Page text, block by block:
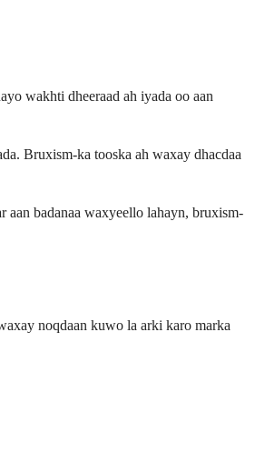
wakhti dheeraad ah iyada oo aan
Bruxism-ka tooska ah waxay dhacdaa
aan badanaa waxyeello lahayn, bruxism-
noqdaan kuwo la arki karo marka